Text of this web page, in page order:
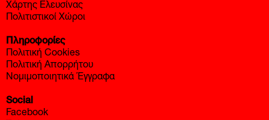
Χάρτης Ελευσίνας
Πολιτιστικοί Χώροι
Πληροφορίες
Πολιτική Cookies
Πολιτική Απορρήτου
Νομιμοποιητικά Έγγραφα
Social
Facebook